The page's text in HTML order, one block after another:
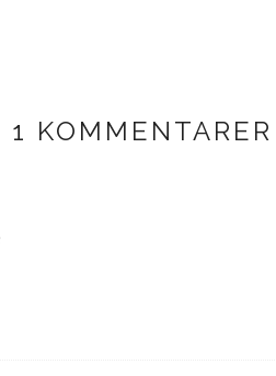
1 KOMMENTARER